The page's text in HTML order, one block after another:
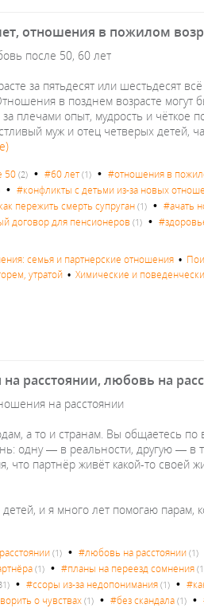
отношения в пожилом
после 50, 60 лет
за пятьдесят или шестьдесят
в позднем возрасте могут
плечами опыт, мудрость и чёткое
муж и отец четверых детей,
50(2) •#60 лет(1) •#отношения в
•#конфликты с детьми из-за новых
пережить смерть супруган(1) •#ачать
договор для пенсионеров (1) •
семья и партнерские отношения •
утратой •Химические и
расстоянии, любовь на
на расстоянии
а то и странам. Вы общаетесь по
одну — в реальности, другую — в
что партнёр живёт какой-то своей
и я много лет помогаю парам,
(1) •#любовь на расстоянии (1)
(1) •#планы на переезд сомнения
•#ссоры из-за недопонимания (1) •
о чувствах(1) •#без скандала (1) •